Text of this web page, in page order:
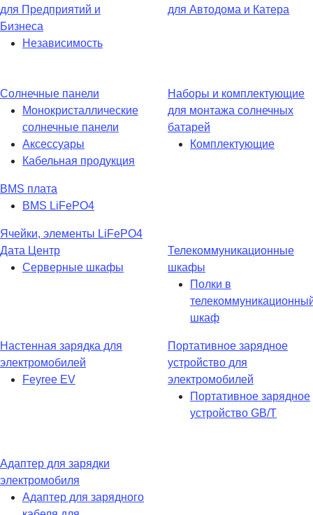
для Предприятий и
Бизнеса
Независимость
для Автодома и Катера
Солнечные панели
Монокристаллические
солнечные панели
Аксессуары
Кабельная продукция
Наборы и комплектующие
для монтажа солнечных
батарей
Комплектующие
BMS плата
BMS LiFePO4
Ячейки, элементы LiFePO4
Дата Центр
Серверные шкафы
Телекоммуникационные
шкафы
Полки в
шкаф
Настенная зарядка для
электромобилей
Feyree EV
Портативное зарядное
устройство для
электромобилей
Портативное зарядное
устройство GB/T
Адаптер для зарядки
электромобиля
Адаптер для зарядного